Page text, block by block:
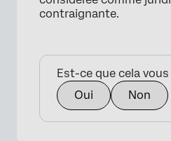
contraignante.
Est-ce que cela vous
Oui
Non